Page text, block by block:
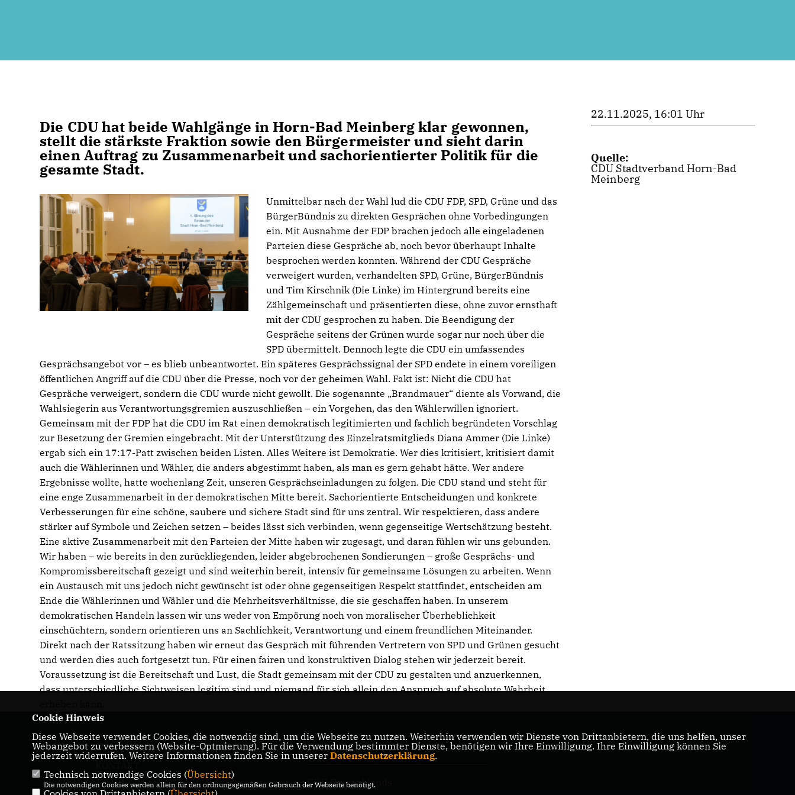
Die CDU hat beide Wahlgänge in Horn-Bad Meinberg klar gewonnen,
stellt die stärkste Fraktion sowie den Bürgermeister und sieht darin
einen Auftrag zu Zusammenarbeit und sachorientierter Politik für die
gesamte Stadt.
Unmittelbar nach der Wahl lud die CDU FDP, SPD, Grüne und das
BürgerBündnis zu direkten Gesprächen ohne Vorbedingungen
ein. Mit Ausnahme der FDP brachen jedoch alle eingeladenen
Parteien diese Gespräche ab, noch bevor überhaupt Inhalte
besprochen werden konnten. Während der CDU Gespräche
verweigert wurden, verhandelten SPD, Grüne, BürgerBündnis
und Tim Kirschnik (Die Linke) im Hintergrund bereits eine
Zählgemeinschaft und präsentierten diese, ohne zuvor ernsthaft
mit der CDU gesprochen zu haben. Die Beendigung der
Gespräche seitens der Grünen wurde sogar nur noch über die
SPD übermittelt. Dennoch legte die CDU ein umfassendes
Gesprächsangebot vor – es blieb unbeantwortet. Ein späteres Gesprächssignal der SPD endete in einem voreiligen
öffentlichen Angriff auf die CDU über die Presse, noch vor der geheimen Wahl. Fakt ist: Nicht die CDU hat
Gespräche verweigert, sondern die CDU wurde nicht gewollt. Die sogenannte „Brandmauer“ diente als Vorwand, die
Wahlsiegerin aus Verantwortungsgremien auszuschließen – ein Vorgehen, das den Wählerwillen ignoriert.
Gemeinsam mit der FDP hat die CDU im Rat einen demokratisch legitimierten und fachlich begründeten Vorschlag
zur Besetzung der Gremien eingebracht. Mit der Unterstützung des Einzelratsmitglieds Diana Ammer (Die Linke)
ergab sich ein 17:17-Patt zwischen beiden Listen. Alles Weitere ist Demokratie. Wer dies kritisiert, kritisiert damit
auch die Wählerinnen und Wähler, die anders abgestimmt haben, als man es gern gehabt hätte. Wer andere
Ergebnisse wollte, hatte wochenlang Zeit, unseren Gesprächseinladungen zu folgen. Die CDU stand und steht für
eine enge Zusammenarbeit in der demokratischen Mitte bereit. Sachorientierte Entscheidungen und konkrete
Verbesserungen für eine schöne, saubere und sichere Stadt sind für uns zentral. Wir respektieren, dass andere
stärker auf Symbole und Zeichen setzen – beides lässt sich verbinden, wenn gegenseitige Wertschätzung besteht.
Eine aktive Zusammenarbeit mit den Parteien der Mitte haben wir zugesagt, und daran fühlen wir uns gebunden.
Wir haben – wie bereits in den zurückliegenden, leider abgebrochenen Sondierungen – große Gesprächs- und
Kompromissbereitschaft gezeigt und sind weiterhin bereit, intensiv für gemeinsame Lösungen zu arbeiten. Wenn
ein Austausch mit uns jedoch nicht gewünscht ist oder ohne gegenseitigen Respekt stattfindet, entscheiden am
Ende die Wählerinnen und Wähler und die Mehrheitsverhältnisse, die sie geschaffen haben. In unserem
demokratischen Handeln lassen wir uns weder von Empörung noch von moralischer Überheblichkeit
einschüchtern, sondern orientieren uns an Sachlichkeit, Verantwortung und einem freundlichen Miteinander.
Direkt nach der Ratssitzung haben wir erneut das Gespräch mit führenden Vertretern von SPD und Grünen gesucht
und werden dies auch fortgesetzt tun. Für einen fairen und konstruktiven Dialog stehen wir jederzeit bereit.
Voraussetzung ist die Bereitschaft und Lust, die Stadt gemeinsam mit der CDU zu gestalten und anzuerkennen,
dass unterschiedliche Sichtweisen legitim sind und niemand für sich allein den Anspruch auf absolute Wahrheit
22.11.2025, 16:01 Uhr
Quelle:
CDU Stadtverband Horn-Bad
Meinberg
IMPRESSUM
DATENSCHUTZ
CDU NRW
CDU Deutschlands
Cookie Hinweis
Diese Webseite verwendet Cookies, die notwendig sind, um die Webseite zu nutzen. Weiterhin verwenden wir Dienste von Drittanbietern, die uns helfen, unser
Webangebot zu verbessern (Website-Optmierung). Für die Verwendung bestimmter Dienste, benötigen wir Ihre Einwilligung. Ihre Einwilligung können Sie
jederzeit widerrufen. Weitere Informationen finden Sie in unserer Datenschutzerklärung.
Technisch notwendige Cookies (Übersicht)
Die notwendigen Cookies werden allein für den ordnungsgemäßen Gebrauch der Webseite benötigt.